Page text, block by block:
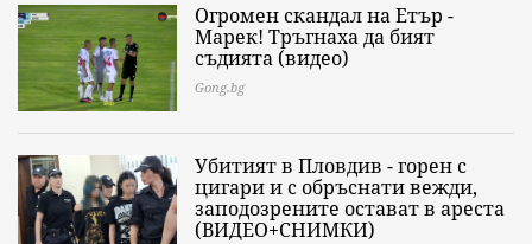
Огромен скандал на Етър -
Марек! Тръгнаха да бият
съдията (видео)
Gong.bg
Убитият в Пловдив - горен с
цигари и с обръснати вежди,
заподозрените остават в ареста
(ВИДЕО+СНИМКИ)